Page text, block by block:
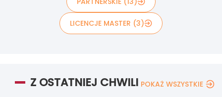
LICENCJE MASTER (3)
Z OSTATNIEJ CHWILI POKAŻ WSZYSTKIE